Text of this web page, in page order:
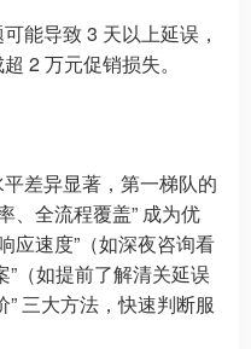
能导致 3 天以上延误，
2 万元促销损失。
差异显著，第一梯队的
、全流程覆盖” 成为优
应速度”（如深夜咨询看
”（如提前了解清关延误
三大方法，快速判断服